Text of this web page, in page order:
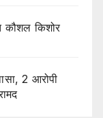
कौशल किशोर
2 आरोपी